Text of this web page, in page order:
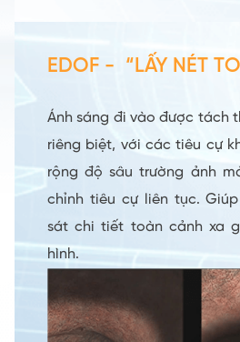
EDOF - “LẤY NÉT
Ánh sáng đi vào được tách
riêng biệt, với các tiêu cự
rộng độ sâu trường ảnh
chỉnh tiêu cự liên tục.
sát chi tiết toàn cảnh xa
hình.